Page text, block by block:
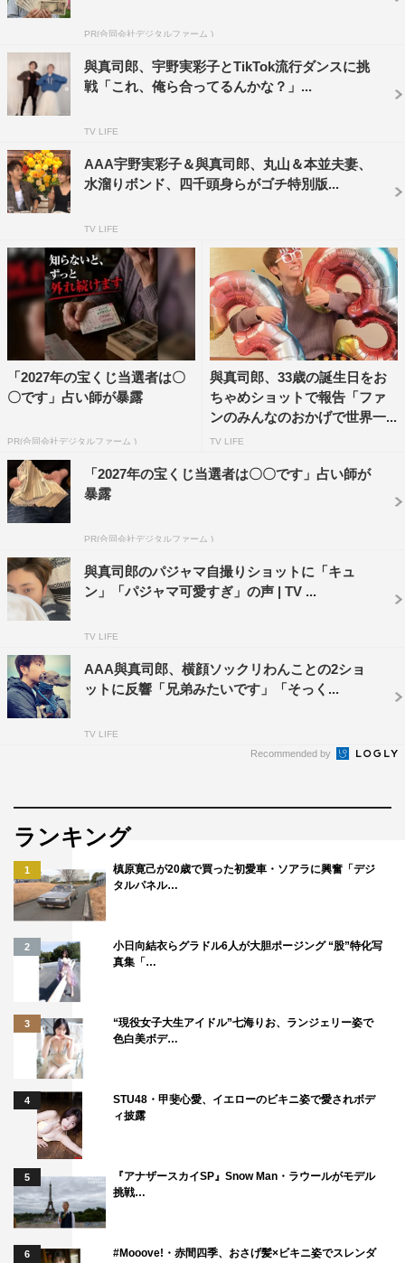
PR(合同会社デジタルファーム )
與真司郎、宇野実彩子とTikTok流行ダンスに挑
戦「これ、俺ら合ってるんかな？」...
TV LIFE
AAA宇野実彩子＆與真司郎、丸山＆本並夫妻、
水溜りボンド、四千頭身らがゴチ特別版...
TV LIFE
「2027年の宝くじ当選者は〇
〇です」占い師が暴露
PR(合同会社デジタルファーム )
與真司郎、33歳の誕生日をお
ちゃめショットで報告「ファ
ンのみんなのおかげで世界一...
TV LIFE
「2027年の宝くじ当選者は〇〇です」占い師が
暴露
PR(合同会社デジタルファーム )
與真司郎のパジャマ自撮りショットに「キュ
ン」「パジャマ可愛すぎ」の声 | TV ...
TV LIFE
AAA與真司郎、横顔ソックリわんことの2ショ
ットに反響「兄弟みたいです」「そっく...
TV LIFE
Recommended by
ランキング
1
槙原寛己が20歳で買った初愛車・ソアラに興奮「デジ
タルパネル…
2
小日向結衣らグラドル6人が大胆ポージング “股”特化写
真集「…
3
“現役女子大生アイドル”七海りお、ランジェリー姿で
色白美ボデ…
4
STU48・甲斐心愛、イエローのビキニ姿で愛されボデ
ィ披露
5
『アナザースカイSP』Snow Man・ラウールがモデル
挑戦…
6 #Mooove!・赤間四季、おさげ髪×ビキニ姿でスレンダ